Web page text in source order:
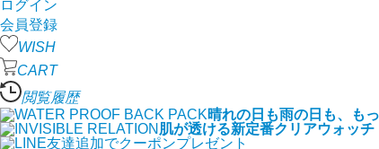
ログイン
会員登録
WISH
CART
閲覧履歴
晴れの日も雨の日も、も
肌が透ける新定番クリアウォッチ